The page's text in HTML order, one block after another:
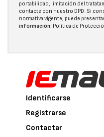
portabilidad, limitación del
contacte con nuestro DPD. Si
normativa vigente, puede
información: Política de
Identificarse
Registrarse
Contactar